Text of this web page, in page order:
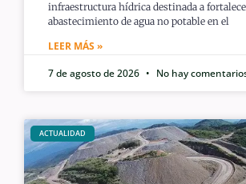
infraestructura hídrica destinada a
abastecimiento de agua no potable en el
LEER MÁS »
7 de agosto de 2026
No hay
ACTUALIDAD